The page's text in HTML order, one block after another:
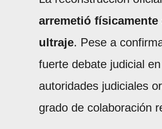
arremetió
ultraje. Pese a
fuerte debate judicial
autoridades judiciales
grado de colaboración